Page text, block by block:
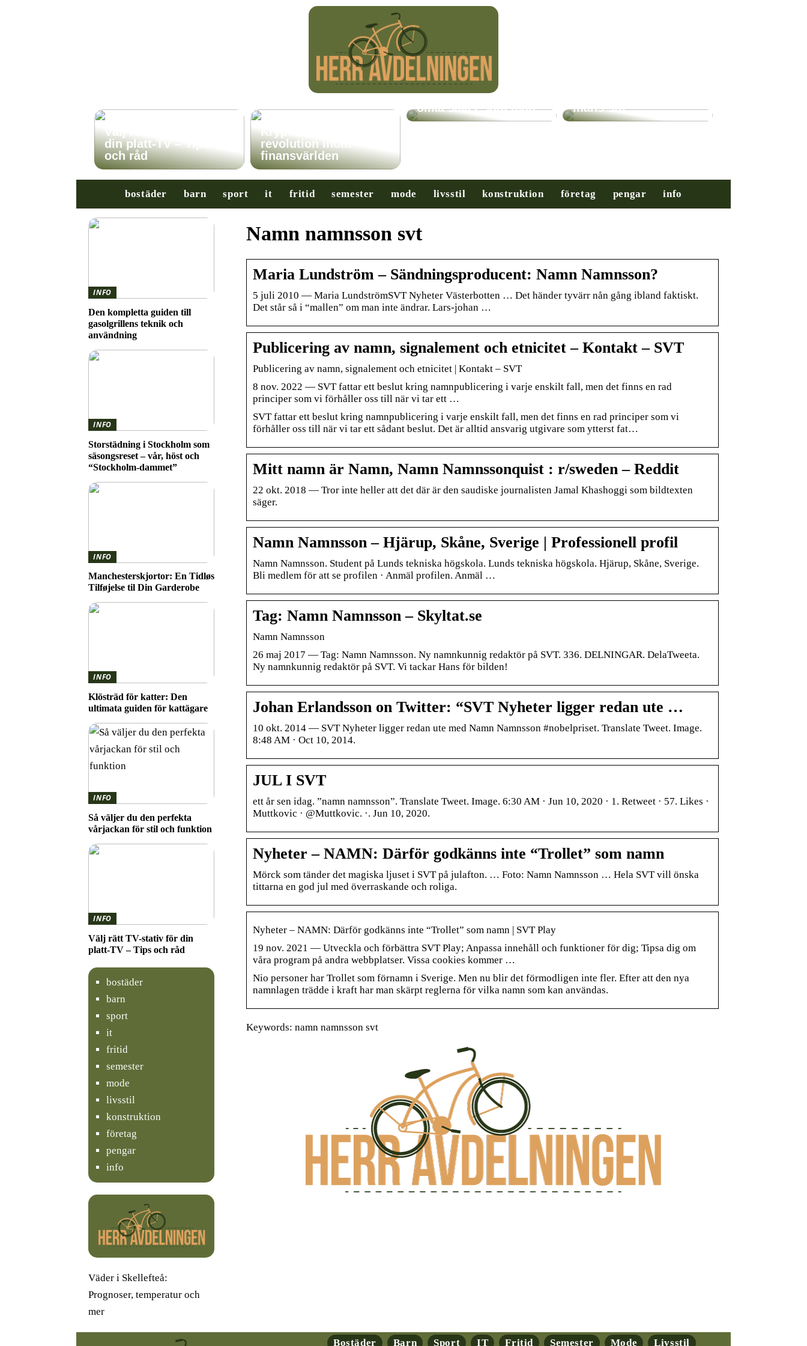
Välj rätt TV-stativ för
din platt-TV – Tips
och råd
Kryptovalutor: En
revolution inom
finansvärlden
Få hjälp med många
olika saker som man
mäns stil
bostäder barn sport it fritid semester mode livsstil konstruktion företag pengar info
Namn namnsson svt
Maria Lundström – Sändningsproducent: Namn Namnsson?
5 juli 2010 — Maria Lundström‎SVT Nyheter Västerbotten … Det händer tyvärr nån gång ibland faktiskt.
Det står så i “mallen” om man inte ändrar. Lars-johan …
Publicering av namn, signalement och etnicitet – Kontakt – SVT
Publicering av namn, signalement och etnicitet | Kontakt – SVT
8 nov. 2022 — SVT fattar ett beslut kring namnpublicering i varje enskilt fall, men det finns en rad
principer som vi förhåller oss till när vi tar ett …
SVT fattar ett beslut kring namnpublicering i varje enskilt fall, men det finns en rad principer som vi
förhåller oss till när vi tar ett sådant beslut. Det är alltid ansvarig utgivare som ytterst fat…
Mitt namn är Namn, Namn Namnssonquist : r/sweden – Reddit
22 okt. 2018 — Tror inte heller att det där är den saudiske journalisten Jamal Khashoggi som bildtexten
säger.
Namn Namnsson – Hjärup, Skåne, Sverige | Professionell profil
Namn Namnsson. Student på Lunds tekniska högskola. Lunds tekniska högskola. Hjärup, Skåne, Sverige.
Bli medlem för att se profilen · Anmäl profilen. Anmäl …
Tag: Namn Namnsson – Skyltat.se
Namn Namnsson
26 maj 2017 — Tag: Namn Namnsson. Ny namnkunnig redaktör på SVT. 336. DELNINGAR. DelaTweeta.
Ny namnkunnig redaktör på SVT. Vi tackar Hans för bilden!
Johan Erlandsson on Twitter: “SVT Nyheter ligger redan ute …
10 okt. 2014 — SVT Nyheter ligger redan ute med Namn Namnsson #nobelpriset. Translate Tweet. Image.
8:48 AM · Oct 10, 2014.
JUL I SVT
ett år sen idag. ”namn namnsson”. Translate Tweet. Image. 6:30 AM · Jun 10, 2020 · 1. Retweet · 57. Likes ·
Muttkovic · @Muttkovic. ·. Jun 10, 2020.
Nyheter – NAMN: Därför godkänns inte “Trollet” som namn
Mörck som tänder det magiska ljuset i SVT på julafton. … Foto: Namn Namnsson … Hela SVT vill önska
tittarna en god jul med överraskande och roliga.
Nyheter – NAMN: Därför godkänns inte “Trollet” som namn | SVT Play
19 nov. 2021 — Utveckla och förbättra SVT Play; Anpassa innehåll och funktioner för dig; Tipsa dig om
våra program på andra webbplatser. Vissa cookies kommer …
Nio personer har Trollet som förnamn i Sverige. Men nu blir det förmodligen inte fler. Efter att den nya
namnlagen trädde i kraft har man skärpt reglerna för vilka namn som kan användas.
Keywords: namn namnsson svt
INFO
Den kompletta guiden till
gasolgrillens teknik och
användning
INFO
Storstädning i Stockholm som
säsongsreset – vår, höst och
“Stockholm-dammet”
INFO
Manchesterskjortor: En Tidløs
Tilføjelse til Din Garderobe
INFO
Klösträd för katter: Den
ultimata guiden för kattägare
INFO
Så väljer du den perfekta
vårjackan för stil och funktion
INFO
Välj rätt TV-stativ för din
platt-TV – Tips och råd
bostäder
barn
sport
it
fritid
semester
mode
livsstil
konstruktion
företag
pengar
info
Väder i Skellefteå:
Prognoser, temperatur och
mer
Bostäder Barn Sport IT Fritid Semester Mode Livsstil